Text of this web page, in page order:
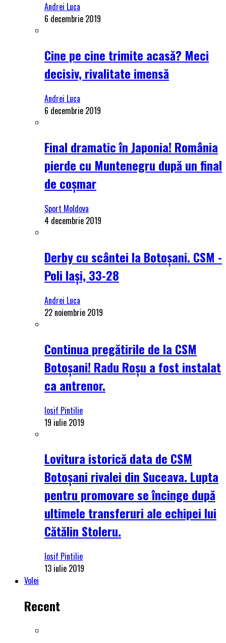
Andrei Luca
6 decembrie 2019
Cine pe cine trimite acasă? Meci
decisiv, rivalitate imensă
Andrei Luca
6 decembrie 2019
Final dramatic în Japonia! România
pierde cu Muntenegru după un final
de coșmar
Sport Moldova
4 decembrie 2019
Derby cu scântei la Botoșani. CSM -
Poli Iași, 33-28
Andrei Luca
22 noiembrie 2019
Continua pregătirile de la CSM
Botoșani! Radu Roșu a fost instalat
ca antrenor.
Iosif Pintilie
19 iulie 2019
Lovitura istorică data de CSM
Botoșani rivalei din Suceava. Lupta
pentru promovare se încinge după
ultimele transferuri ale echipei lui
Cătălin Stoleru.
Iosif Pintilie
13 iulie 2019
Volei
Recent